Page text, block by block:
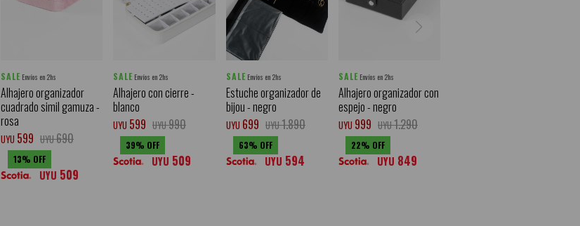
SALE Envíos en 2hs
Alhajero organizador
cuadrado simil gamuza -
rosa
UYU 599 UYU690
13
UYU 509
SALE Envíos en 2hs
Alhajero con cierre -
blanco
UYU 599 UYU990
39
UYU 509
SALE Envíos en 2hs
Estuche organizador de
bijou - negro
UYU 699 UYU1.890
63
UYU 594
SALE Envíos en 2hs
Alhajero organizador con
espejo - negro
UYU 999 UYU1.290
22
UYU 849